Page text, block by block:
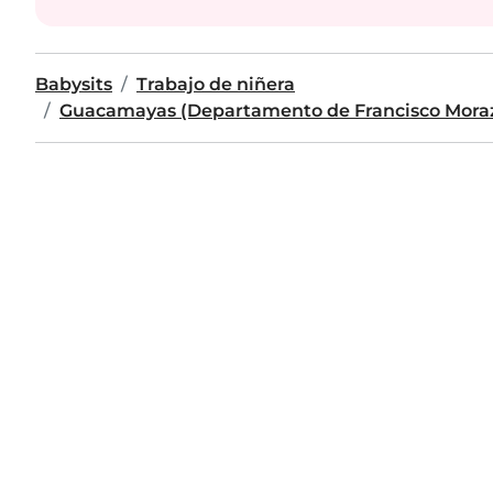
Babysits
Trabajo de niñera
Guacamayas (Departamento de Francisco